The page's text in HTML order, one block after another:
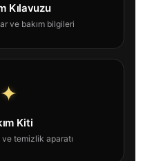
Kılavuzu
ve bakım bilgileri
✦
Kiti
temizlik aparatı